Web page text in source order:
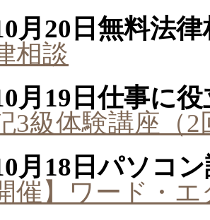
月20日 無料法律
相談
月19日仕事に
3級体験講座（
月18日パソコ
催】ワード・